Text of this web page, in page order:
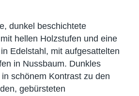
dunkel beschichtete
hellen Holzstufen und eine
Edelstahl, mit aufgesattelten
in Nussbaum. Dunkles
schönem Kontrast zu den
gebürsteten